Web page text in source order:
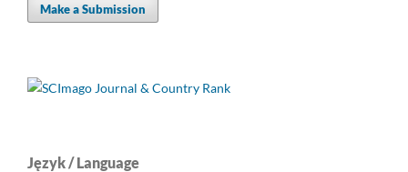
Make a Submission
Język / Language